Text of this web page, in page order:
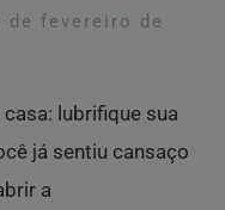
de fevereiro de
lubrifique sua
já sentiu cansaço
a